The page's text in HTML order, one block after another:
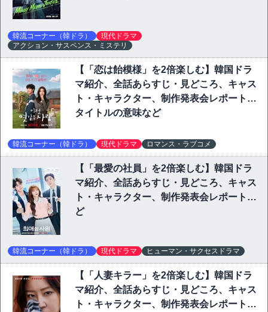
韓流コーナー（韓ドラ）
現代ドラマ
アクション・サスペンス・ミステリ
【「恋は飴模様」を2倍楽しむ】韓国ドラ
マ紹介、全話あらすじ・見どころ、キャス
ト・キャラクター、制作発表会レポート、
タイトルの意味など
韓流コーナー（韓ドラ） 現代ドラマ ロマンス・ラブコメ
【「最愛の社員」を2倍楽しむ】韓国ドラ
マ紹介、全話あらすじ・見どころ、キャス
ト・キャラクター、制作発表会レポートな
ど
韓流コーナー（韓ドラ） 現代ドラマ ヒューマン・サクセスドラマ
【「人妻キラー」を2倍楽しむ】韓国ドラ
マ紹介、全話あらすじ・見どころ、キャス
ト・キャラクター、制作発表会レポートな